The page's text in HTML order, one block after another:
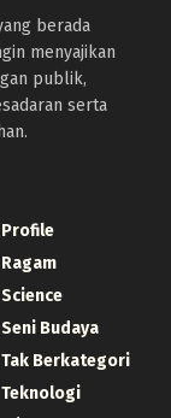
berada
menyajikan
publik,
serta
Profile
Ragam
Science
Seni Budaya
Tak Berkategori
Teknologi